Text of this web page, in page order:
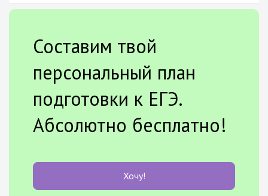
Составим твой
персональный план
подготовки к ЕГЭ.
Абсолютно бесплатно!
Хочу!